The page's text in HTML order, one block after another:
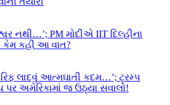
નથી…’; PM મોદીએ IIT દિલ્હીના
કેમ કહી આ વાત?
લાદવું આત્મઘાતી કદમ…’; ટ્રમ્પ
પર અમેરિકામાં જ ઉઠ્યા સવાલો!